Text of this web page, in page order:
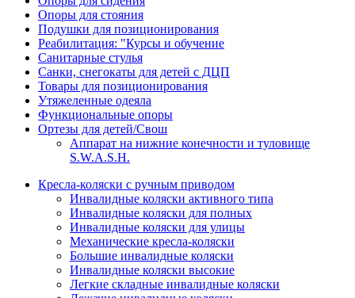
Опоры для стояния
Подушки для позиционирования
Реабилитация: "Курсы и обучение
Санитарные стулья
Санки, снегокаты для детей с ДЦП
Товары для позиционирования
Утяжеленные одеяла
Функциональные опоры
Ортезы для детей/Свош
Аппарат на нижние конечности и туловище
S.W.A.S.H.
Кресла-коляски с ручным приводом
Инвалидные коляски активного типа
Инвалидные коляски для полных
Инвалидные коляски для улицы
Механические кресла-коляски
Большие инвалидные коляски
Инвалидные коляски высокие
Легкие складные инвалидные коляски